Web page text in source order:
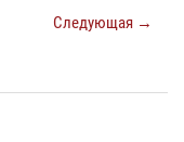
Следующая →